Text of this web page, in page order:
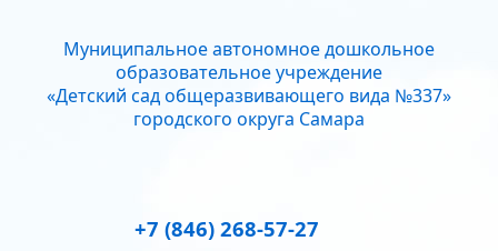
Муниципальное автономное дошкольное
образовательное учреждение
«Детский сад общеразвивающего вида №337»
городского округа Самара
+7 (846) 268-57-27
Без засечек С засечками
Нормально